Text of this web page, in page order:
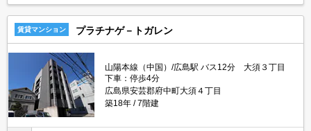
賃貸マンション プラチナゲ－トガレン
山陽本線（中国）/広島駅 バス12分 大須３丁目
下車：停歩4分
広島県安芸郡府中町大須４丁目
築18年
7階建